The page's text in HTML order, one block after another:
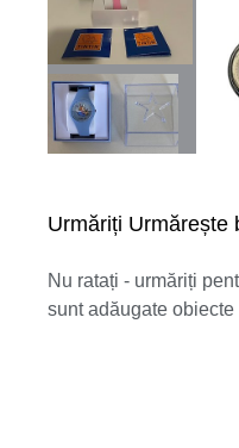
Urmăriți Urmărește
Nu ratați - urmăriți
sunt adăugate obiecte